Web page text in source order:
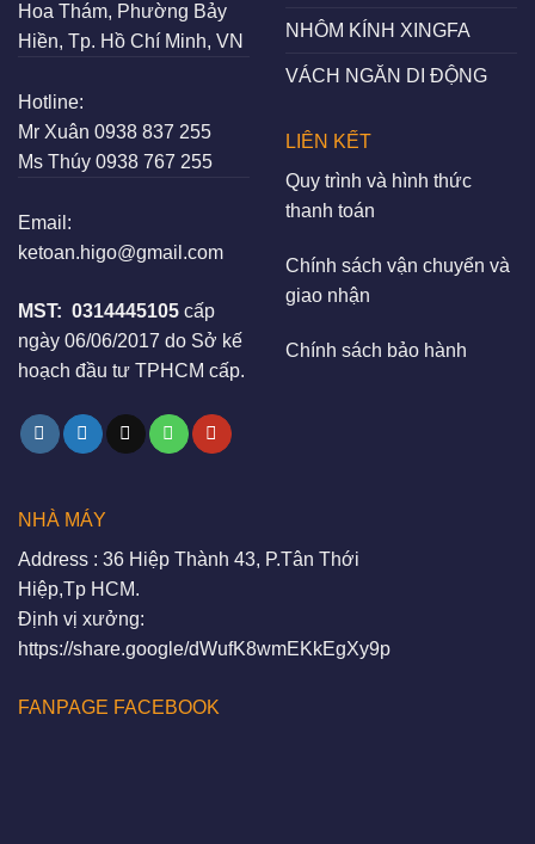
Hoa Thám, Phường Bảy
Hiền, Tp. Hồ Chí Minh, VN
Hotline:
Mr Xuân 0938 837 255
Ms Thúy 0938 767 255
Email:
ketoan.higo@gmail.com
MST: 0314445105 cấp
ngày 06/06/2017 do Sở kế
hoạch đầu tư TPHCM cấp.
NHÔM KÍNH XINGFA
VÁCH NGĂN DI ĐỘNG
LIÊN KẾT
Quy trình và hình thức
thanh toán
Chính sách vận chuyển và
giao nhận
Chính sách bảo hành
NHÀ MÁY
Address : 36 Hiệp Thành 43, P.Tân Thới
Hiệp,Tp HCM.
Định vị xưởng:
https://share.google/dWufK8wmEKkEgXy9p
FANPAGE FACEBOOK